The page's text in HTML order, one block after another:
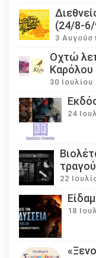
(24/8-
3
Οχτώ
Καρόλου
30 Ιουλίου
24
22
18